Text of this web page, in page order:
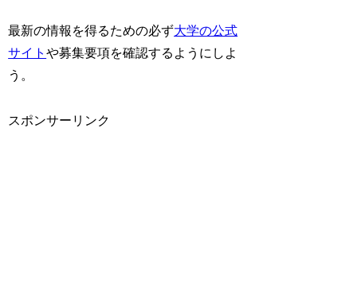
最新の情報を得るための必ず大学の公式
サイトや募集要項を確認するようにしよ
う。
スポンサーリンク